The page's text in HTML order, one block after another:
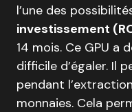
l’une des
investissement
14 mois. Ce GPU a
difficile d’égaler. Il
pendant
monnaies. Cela